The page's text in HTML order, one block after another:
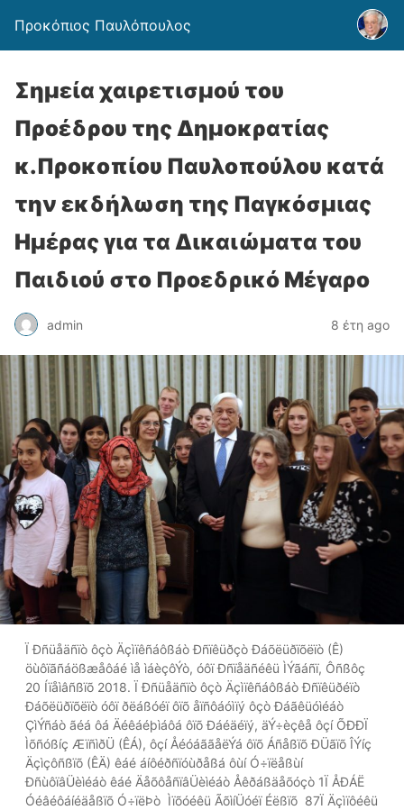
Προκόπιος Παυλόπουλος
Σημεία χαιρετισμού του
Προέδρου της Δημοκρατίας
κ.Προκοπίου Παυλοπούλου κατά
την εκδήλωση της Παγκόσμιας
Ημέρας για τα Δικαιώματα του
Παιδιού στο Προεδρικό Μέγαρο
admin 8 έτη ago
Ï Ðñüåäñïò ôçò Äçìïêñáôßáò Ðñïêüðçò Ðáõëüðïõëïò (Ê)
öùôïãñáößæåôáé ìå ìáèçôÝò, óôï Ðñïåäñéêü ÌÝãáñï, Ôñßôç
20 Íïåìâñßïõ 2018. Ï Ðñüåäñïò ôçò Äçìïêñáôßáò Ðñïêüðéïò
Ðáõëüðïõëïò óôï ðëáßóéï ôïõ åïñôáóìïý ôçò Ðáãêüóìéáò
ÇìÝñáò ãéá ôá Äéêáéþìáôá ôïõ Ðáéäéïý, äÝ÷èçêå ôçí ÕÐÐÏ
Ìõñóßíç ÆïñìðÜ (ÊÁ), ôçí ÅéóáããåëÝá ôïõ Áñåßïõ ÐÜãïõ ÎÝíç
Äçìçôñßïõ (ÊÄ) êáé áíôéðñïóùðåßá ôùí Ó÷ïëåßùí
ÐñùôïâÜèìéáò êáé ÄåõôåñïâÜèìéáò Åêðáßäåõóçò 1Ï ÅÐÁË
Óéâéôáíéäåßïõ Ó÷ïëÞò  Ìïõóéêü ÃõìíÜóéï Éëßïõ  87Ï Äçìïôéêü